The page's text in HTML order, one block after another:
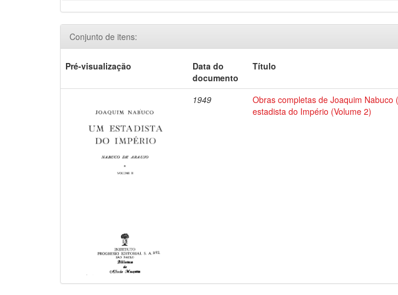
Conjunto de itens:
Pré-visualização
Data do
documento
Título
1949
Obras completas de Joaquim Nabuco
estadista do Império (Volume 2)